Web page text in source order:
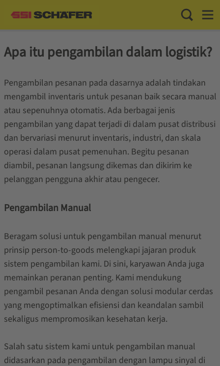
Toggle
Apa itu pengambilan dalam logistik?
Pengambilan pesanan pada dasarnya adalah tindakan
mengambil inventaris untuk pesanan baik secara manual
atau sepenuhnya otomatis. Ada berbagai jenis
pengambilan yang dapat terjadi di dalam pusat distribusi
dan bervariasi menurut inventaris, industri, dan skala
operasi dalam pusat pemenuhan. Begitu pesanan
diambil, pesanan langsung dikemas dan dikirim ke
pelanggan pengguna akhir atau pengecer.
Pengambilan Manual
Beragam solusi untuk pengambilan manual menurut
prinsip person-to-goods melengkapi jajaran produk
sistem pengambilan kami. Di sini, karyawan Anda juga
memainkan peranan penting. Kami mendukung
pengambil pesanan Anda dengan solusi modular cerdas
yang mengoptimalkan efisiensi dan keandalan sambil
sekaligus mempromosikan kesehatan kerja.
Salah satu sistem kami untuk pengambilan manual
didasarkan pada pengambilan dengan lampu sinyal di